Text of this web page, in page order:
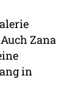
Zana
in